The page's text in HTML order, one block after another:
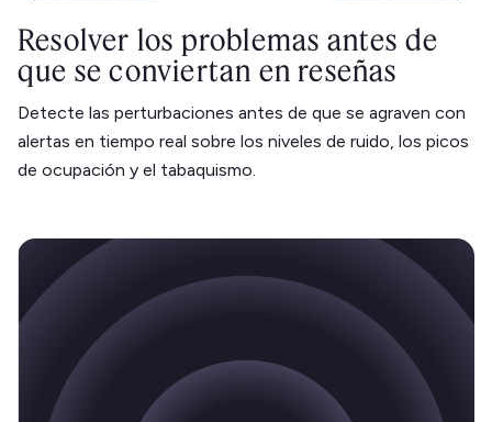
Resolver los problemas antes de
que se conviertan en reseñas
Detecte las perturbaciones antes de que se agraven con
alertas en tiempo real sobre los niveles de ruido, los picos
de ocupación y el tabaquismo.